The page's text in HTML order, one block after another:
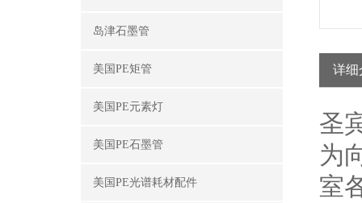
岛津石墨管
美国PE矩管
美国PE元素灯
美国PE石墨管
美国PE光谱耗材配件
详细
圣
为
室